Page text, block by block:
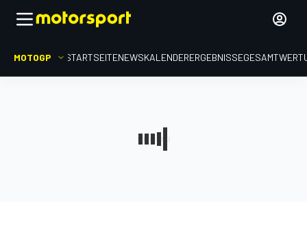
MOTOGP STARTSEITENEWSKALENDERERGEBNISSE